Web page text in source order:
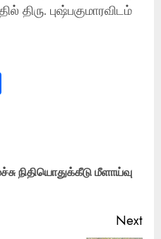
திரு. புஷ்பகுமாரவிடம்
நிதியொதுக்கீடு மீளாய்வு
Next